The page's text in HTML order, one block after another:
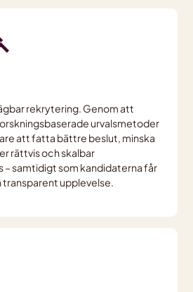
rekrytering. Genom att
urvalsmetoder
att fatta bättre beslut, minska
rättvis och skalbar
samtidigt som kandidaterna får
upplevelse.